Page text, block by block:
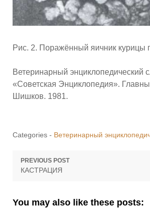
Рис. 2. Поражённый яичник курицы
Ветеринарный энциклопедический
«Советская Энциклопедия».
Шишков. 1981.
Categories - Ветеринарный
Навигация
записям
PREVIOUS POST
Previous
КАСТРАЦИЯ
You may also like these posts: